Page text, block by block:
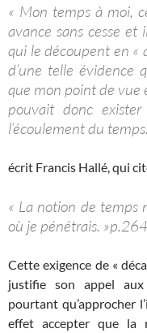
« Mon temps à moi,
avance sans cesse
qui le découpent en «
d’une telle évidence
que mon point de vue
pouvait donc exister
l’écoulement du
écrit Francis Hallé, qui
« La notion de temps
où je pénétrais. »p.264
Cette exigence de «
justifie son appel
pourtant qu’approcher
effet accepter que la